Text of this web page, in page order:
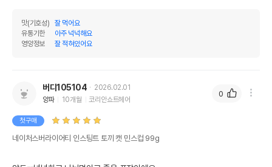
맛(기호성)
잘 먹어요
유통기한
아주 넉넉해요
영양정보
잘 적혀있어요
버디105104
2026.02.01
양파
10개월 코리안쇼트헤어
첫구매
네이처스버라이어티 인스팅트 토끼 캣 민스컵 99g
0